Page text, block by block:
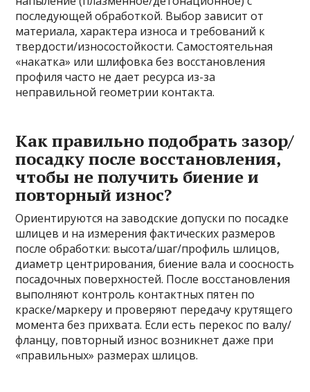
последующей обработкой. Выбор зависит от
материала, характера износа и требований к
твердости/износостойкости. Самостоятельная
«накатка» или шлифовка без восстановления
профиля часто не дает ресурса из-за
неправильной геометрии контакта.
Как правильно подобрать зазор/
посадку после восстановления,
чтобы не получить биение и
повторный износ?
Ориентируются на заводские допуски по посадке
шлицев и на измерения фактических размеров
после обработки: высота/шаг/профиль шлицов,
диаметр центрирования, биение вала и соосность
посадочных поверхностей. После восстановления
выполняют контроль контактных пятен по
краске/маркеру и проверяют передачу крутящего
момента без прихвата. Если есть перекос по валу/
фланцу, повторный износ возникнет даже при
«правильных» размерах шлицов.